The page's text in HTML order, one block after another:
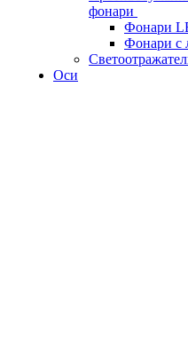
фонари
Фонари
Фонари с
Оси